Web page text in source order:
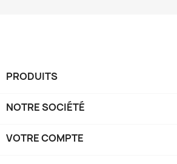
PRODUITS
NOTRE SOCIÉTÉ
VOTRE COMPTE